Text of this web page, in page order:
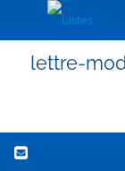
lettre-